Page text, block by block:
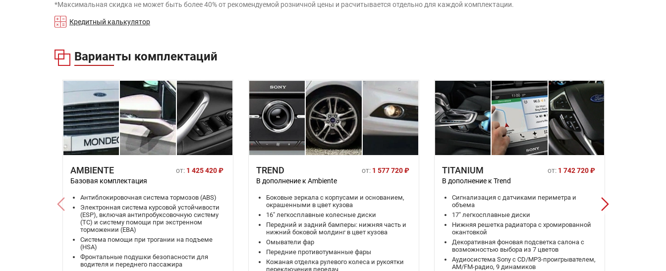
*Максимальная скидка не может быть более 40% от рекомендуемой розничной цены и расчитывается отдельно для каждой комплектации.
Кредитный калькулятор
Варианты комплектаций
AMBIENTE от: 1 425 420 ₽
Базовая комплектация
Антиблокировочная система тормозов (ABS)
Электронная система курсовой устойчивости
(ESP), включая антипробуксовочную систему
(TC) и систему помощи при экстренном
торможении (EBA)
Система помощи при трогании на подъеме
(HSA)
Фронтальные подушки безопасности для
водителя и переднего пассажира
TREND от: 1 577 720 ₽
В дополнение к Ambiente
Боковые зеркала с корпусами и основанием,
окрашенными в цвет кузова
16" легкосплавные колесные диски
Передний и задний бамперы: нижняя часть и
нижний боковой молдинг в цвет кузова
Омыватели фар
Передние противотуманные фары
Кожаная отделка рулевого колеса и рукоятки
переключения передач
TITANIUM от: 1 742 720 ₽
В дополнение к Trend
Сигнализация с датчиками периметра и
объема
17" легкосплавные диски
Нижняя решетка радиатора с хромированной
окантовкой
Декоративная фоновая подсветка салона с
возможностью выбора из 7 цветов
Аудиосистема Sony с CD/MP3-проигрывателем,
AM/FM-радио, 9 динамиков